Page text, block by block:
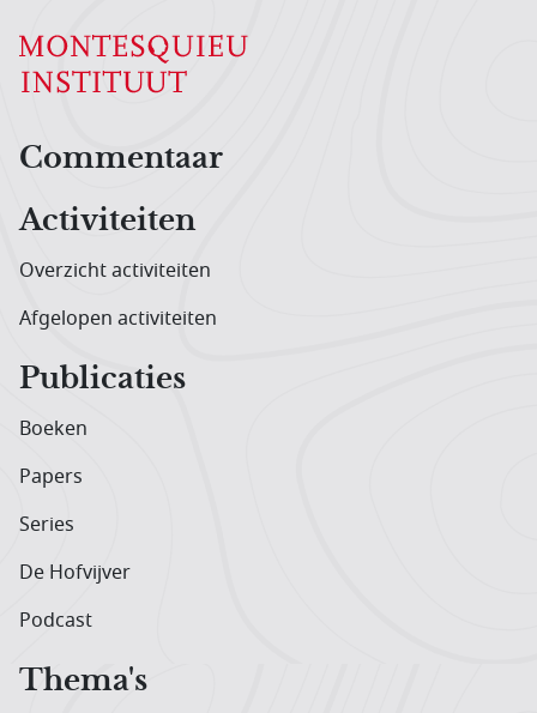
Hoofdnavigatiemenu
Commentaar
Activiteiten
Overzicht activiteiten
Afgelopen activiteiten
Publicaties
Boeken
Papers
Series
De Hofvijver
Podcast
Thema's